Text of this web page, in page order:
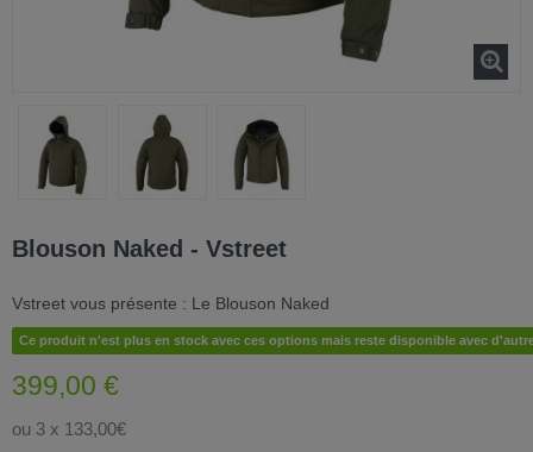
Blouson Naked - Vstreet
Vstreet vous présente : Le Blouson Naked
Ce produit n'est plus en stock avec ces options mais reste disponible avec
399,00 €
ou 3 x 133,00€